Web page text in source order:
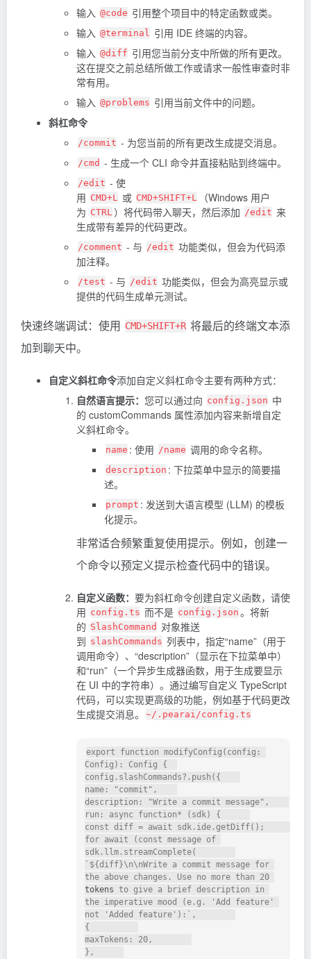
输入 @code 引用整个项目中的特定函数或类。
输入 @terminal 引用 IDE 终端的内容。
输入 @diff 引用您当前分支中所做的所有更改。
这在提交之前总结所做工作或请求一般性审查时非
常有用。
输入 @problems 引用当前文件中的问题。
斜杠命令
/commit - 为您当前的所有更改生成提交消息。
/cmd - 生成一个 CLI 命令并直接粘贴到终端中。
/edit - 使
用 CMD+L 或 CMD+SHIFT+L
（Windows 用户
为 CTRL ）将代码带入聊天，然后添加 /edit 来
生成带有差异的代码更改。
/comment - 与 /edit 功能类似，但会为代码添
加注释。
/test - 与 /edit 功能类似，但会为高亮显示或
提供的代码生成单元测试。
快速终端调试：使用 CMD+SHIFT+R 将最后的终端文本添
加到聊天中。
自定义斜杠命令添加自定义斜杠命令主要有两种方式：
自然语言提示： 您可以通过向 config.json 中
的 customCommands 属性添加内容来新增自定
义斜杠命令。
name : 使用 /name 调用的命令名称。
description : 下拉菜单中显示的简要描
述。
prompt : 发送到大语言模型 (LLM) 的模板
化提示。
非常适合频繁重复使用提示。例如，创建一
个命令以预定义提示检查代码中的错误。
自定义函数： 要为斜杠命令创建自定义函数，请使
用 config.ts 而不是 config.json 。将新
的 SlashCommand 对象推送
到 slashCommands 列表中，指定“name”（用于
调用命令）、“description”（显示在下拉菜单中）
和“run”（一个异步生成器函数，用于生成要显示
在 UI 中的字符串）。通过编写自定义 TypeScript
代码，可以实现更高级的功能，例如基于代码更改
生成提交消息。
~/.pearai/config.ts
export function modifyConfig(config:
Config): Config {
config.slashCommands?.push({
name: "commit",
description: "Write a commit message",
run: async function* (sdk) {
const diff = await sdk.ide.getDiff();
for await (const message of
sdk.llm.streamComplete(
`${diff}\n\nWrite a commit message for
tokens to give a brief description in
the imperative mood (e.g. 'Add feature'
not 'Added feature'):`,
{
maxTokens: 20,
},